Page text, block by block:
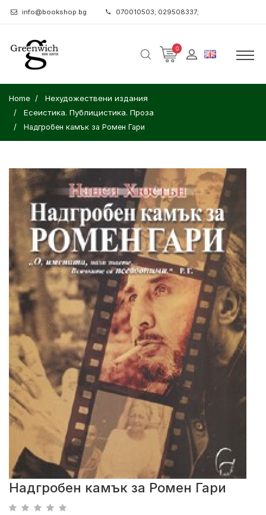
info@bookshop.bg 070010503; 029508337;
0
Home
Нехудожествени издания
Есеистика. Публицистика. Проза
Надгробен камък за Ромен Гари
Надгробен камък за Ромен Гари